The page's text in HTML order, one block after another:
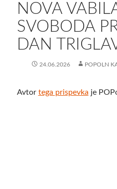
NOVA
SVOBODA
DAN
24.06.2026 POPOLN
Avtor tega prispevka je